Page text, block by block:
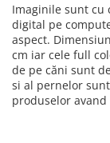
Imaginile sunt cu
digital pe
aspect.
cm iar cele full
de pe căni sunt
si al pernelor
produselor